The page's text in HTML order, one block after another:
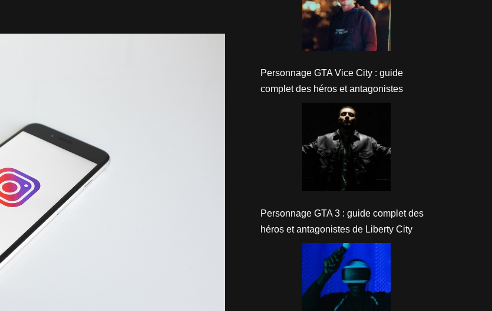
Personnage GTA Vice City : guide
complet des héros et antagonistes
Personnage GTA 3 : guide complet des
héros et antagonistes de Liberty City